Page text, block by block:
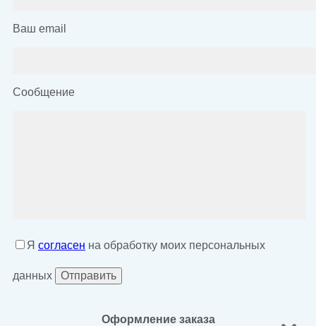
Ваш email
Сообщение
Я согласен на обработку моих персональных
данных
Оформление заказа